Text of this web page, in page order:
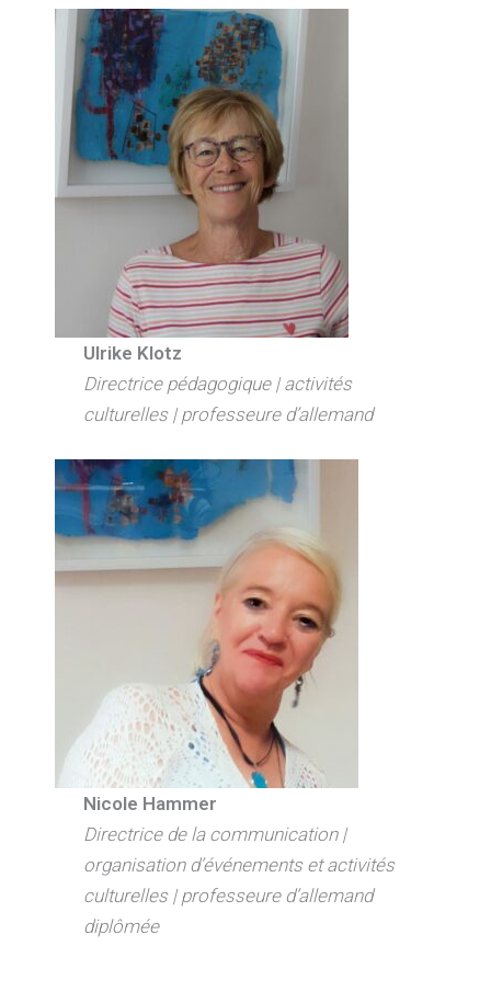
Ulrike Klotz
Directrice pédagogique | activités
culturelles | professeure d’allemand
Nicole Hammer
Directrice de la communication |
organisation d’événements et activités
culturelles | professeure d’allemand
diplômée